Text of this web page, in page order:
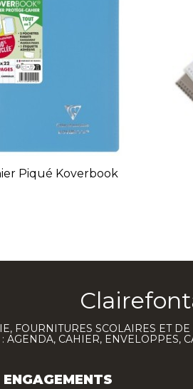
Piqué Koverbook
FOURNITURES SCOLAIRES ET
AGENDA, CAHIER, ENVELOPPES,
ENGAGEMENTS